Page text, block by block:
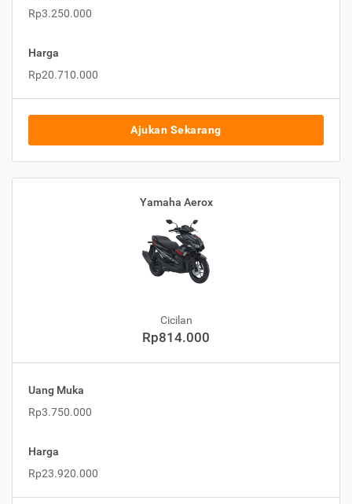
Rp3.250.000
Harga
Rp20.710.000
Ajukan Sekarang
Yamaha Aerox
Cicilan
Rp814.000
Uang Muka
Rp3.750.000
Harga
Rp23.920.000